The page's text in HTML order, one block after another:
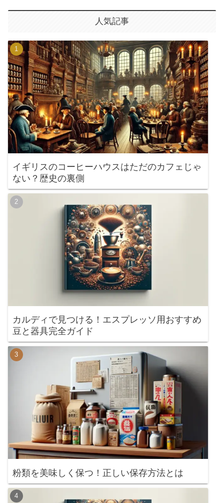
人気記事
イギリスのコーヒーハウスはただのカフェじゃ
ない？歴史の裏側
カルディで見つける！エスプレッソ用おすすめ
豆と器具完全ガイド
粉類を美味しく保つ！正しい保存方法とは